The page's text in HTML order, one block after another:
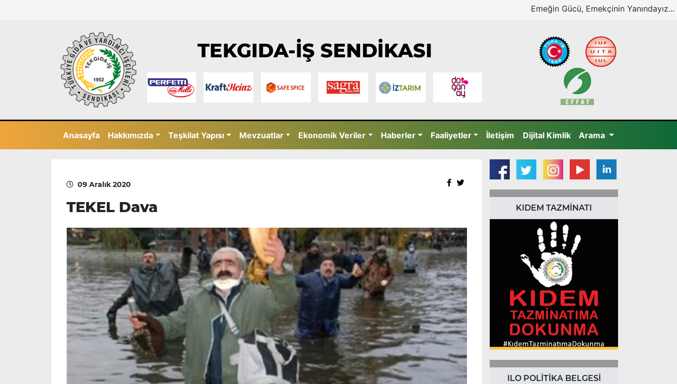
Emeğin Gücü, Emekçinin Yanındayız...
TEKGIDA-İŞ SENDİKASI
Anasayfa Hakkımızda Teşkilat Yapısı Mevzuatlar Ekonomik Veriler Haberler Faaliyetler İletişim Dijital Kimlik Arama
09 Aralık 2020
TEKEL Dava KIDEM TAZMİNATI
ILO POLİTİKA BELGESİ